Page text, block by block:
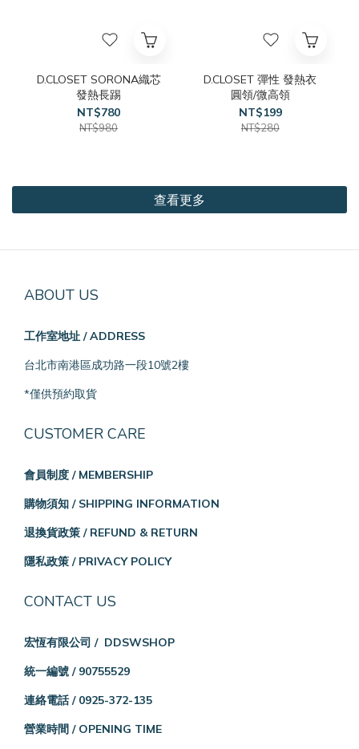
D.CLOSET SORONA織芯
發熱長踢
NT$780
NT$980
D.CLOSET 彈性 發熱衣
圓領/微高領
NT$199
NT$280
查看更多
ABOUT US
工作室地址 / ADDRESS
台北市南港區成功路一段10號2樓
*僅供預約取貨
CUSTOMER CARE
會員制度 / MEMBERSHIP
購物須知 / SHIPPING INFORMATION
退換貨政策 / REFUND & RETURN
隱私政策 / PRIVACY POLICY
CONTACT US
宏恆有限公司 / DDSWSHOP
統一編號 / 90755529
連絡電話 / 0925-372-135
營業時間 / OPENING TIME